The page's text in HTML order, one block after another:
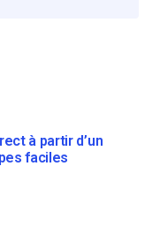
à partir d’un
faciles